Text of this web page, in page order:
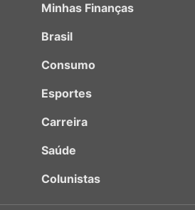
Minhas Finanças
Brasil
Consumo
Esportes
Carreira
Saúde
Colunistas